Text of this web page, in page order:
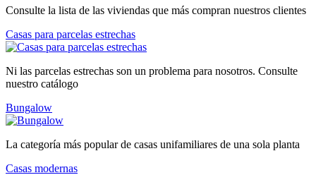
Consulte la lista de las viviendas que más compran nuestros clientes
Casas para parcelas estrechas
Ni las parcelas estrechas son un problema para nosotros. Consulte
nuestro catálogo
Bungalow
La categoría más popular de casas unifamiliares de una sola planta
Casas modernas